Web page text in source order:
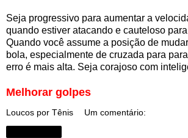
Seja progressivo para aumentar a
quando estiver atacando e cauteloso
Quando você assume a posição de
bola, especialmente de cruzada para
erro é mais alta. Seja corajoso com
Melhorar golpes
Loucos por Tênis Um comentário: